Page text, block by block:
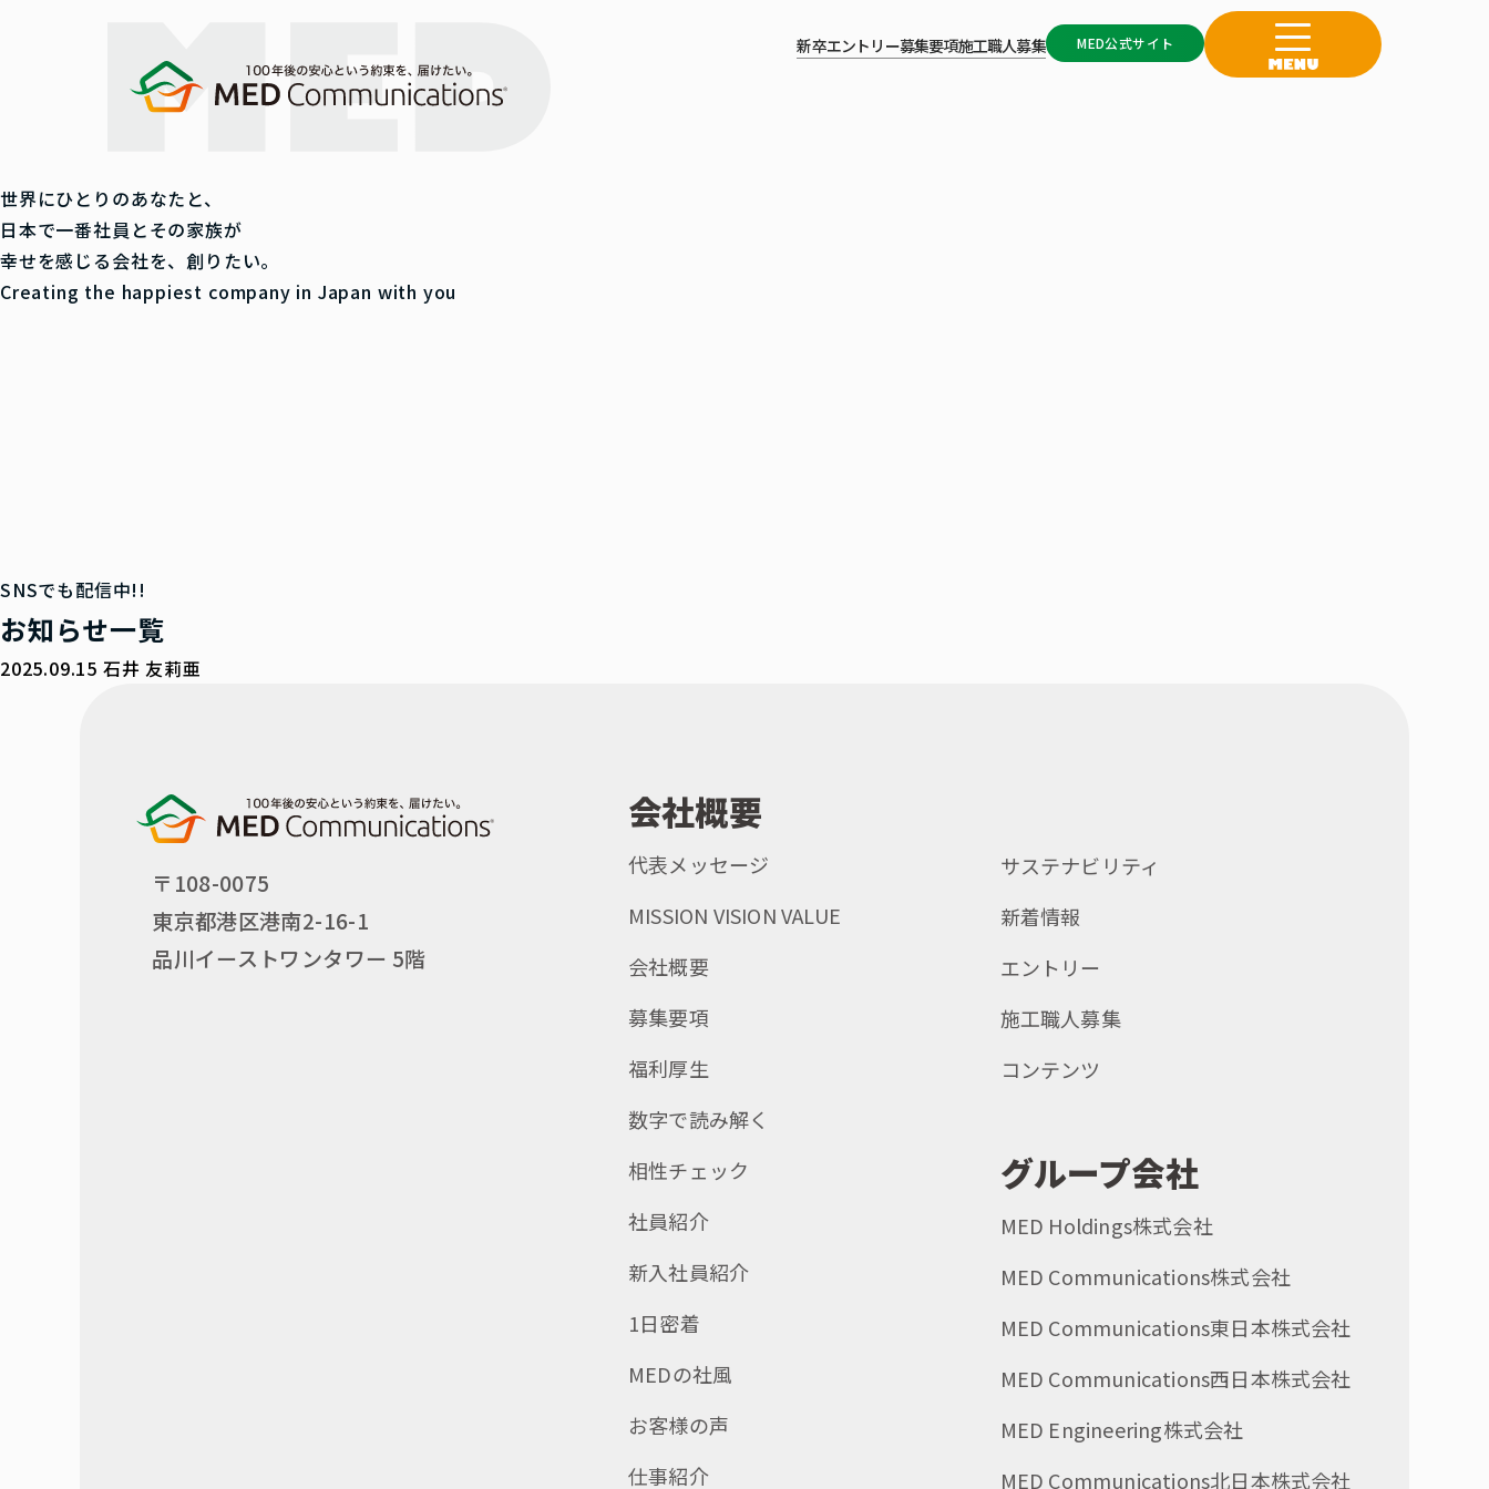
新卒エントリー募集要項施工職人募集 MED公式サイト
世界にひと り のあなた と、
日本で一番社員 とその家族が
幸せを感 じる会社を、 創 り たい。
Creating the happiest company in Japan with you
SNSでも配信中!!
お知らせ一覧
2025.09.15 石井 友莉亜
〒108-0075
東京都港区港南2-16-1
品川イーストワンタワー 5階
会社概要
代表メッセージ
MISSION VISION VALUE
会社概要
募集要項
福利厚生
数字で読み解く
相性チェック
社員紹介
新入社員紹介
1日密着
MEDの社風
お客様の声
仕事紹介
サステナビリティ
新着情報
エントリー
施工職人募集
コンテンツ
グループ会社
MED Holdings株式会社
MED Communications株式会社
MED Communications東日本株式会社
MED Communications西日本株式会社
MED Engineering株式会社
MED Communications北日本株式会社